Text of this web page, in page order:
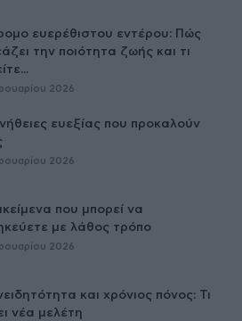
ευερέθιστου εντέρου: Πώς
την ποιότητα ζωής και τι
2026
ευεξίας που προκαλούν
2026
που μπορεί να
με λάθος τρόπο
2026
και χρόνιος πόνος: Τι
νέα μελέτη